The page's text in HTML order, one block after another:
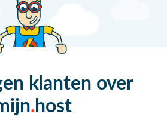
klanten over
host